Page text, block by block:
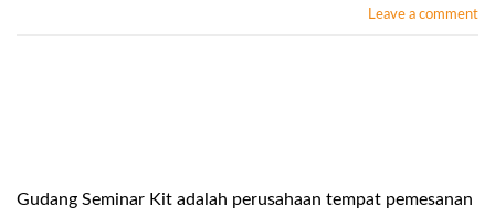
Leave a comment
Gudang Seminar Kit adalah perusahaan tempat pemesanan